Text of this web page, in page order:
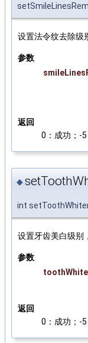
设置法令纹去除级
参数
返回
0：成功；-
◆
int
设置牙齿美白级别
参数
返回
0：成功；-